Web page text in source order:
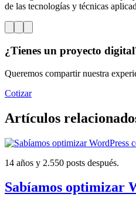
de las tecnologías y técnicas
¿Tienes un proyecto
Queremos compartir nuestra
Cotizar
Artículos
14 años y 2.550 posts después.
Sabíamos optimizar